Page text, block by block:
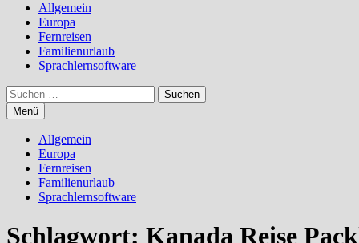
Allgemein
Europa
Fernreisen
Familienurlaub
Sprachlernsoftware
Suchen
nach:
Menü
Allgemein
Europa
Fernreisen
Familienurlaub
Sprachlernsoftware
Schlagwort: Kanada Reise